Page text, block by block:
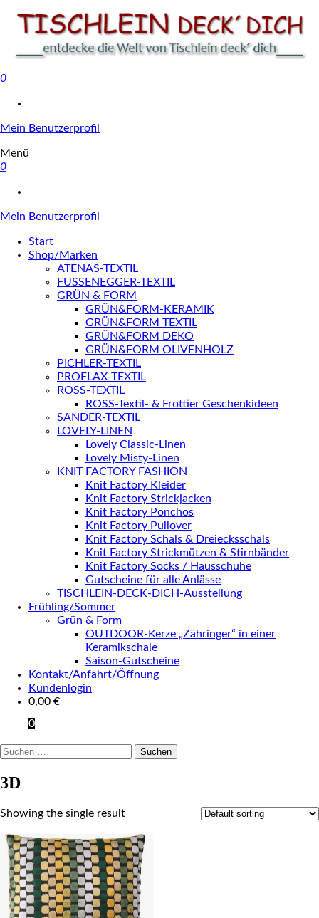
0
Mein Benutzerprofil
Menü
0
Mein Benutzerprofil
Start
Shop/Marken
ATENAS-TEXTIL
FUSSENEGGER-TEXTIL
GRÜN & FORM
GRÜN&FORM-KERAMIK
GRÜN&FORM TEXTIL
GRÜN&FORM DEKO
GRÜN&FORM OLIVENHOLZ
PICHLER-TEXTIL
PROFLAX-TEXTIL
ROSS-TEXTIL
ROSS-Textil- & Frottier Geschenkideen
SANDER-TEXTIL
LOVELY-LINEN
Lovely Classic-Linen
Lovely Misty-Linen
KNIT FACTORY FASHION
Knit Factory Kleider
Knit Factory Strickjacken
Knit Factory Ponchos
Knit Factory Pullover
Knit Factory Schals & Dreiecksschals
Knit Factory Strickmützen & Stirnbänder
Knit Factory Socks / Hausschuhe
Gutscheine für alle Anlässe
TISCHLEIN-DECK-DICH-Ausstellung
Frühling/Sommer
Grün & Form
OUTDOOR-Kerze „Zähringer“ in einer
Keramikschale
Saison-Gutscheine
Kontakt/Anfahrt/Öffnung
Kundenlogin
0,00 €
0
Suchen
3D
Showing the single result